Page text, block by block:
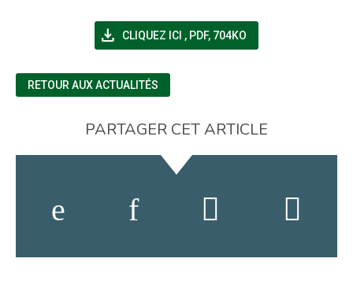
file_download CLIQUEZ ICI (NOUVELLE FENÊTRE)
, PDF, 704KO
RETOUR AUX ACTUALITÉS
PARTAGER CET ARTICLE